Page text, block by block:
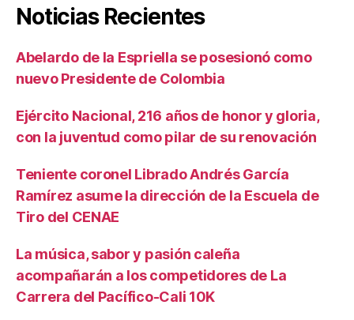
Noticias Recientes
Abelardo de la Espriella se posesionó como
nuevo Presidente de Colombia
Ejército Nacional, 216 años de honor y gloria,
con la juventud como pilar de su renovación
Teniente coronel Librado Andrés García
Ramírez asume la dirección de la Escuela de
Tiro del CENAE
La música, sabor y pasión caleña
acompañarán a los competidores de La
Carrera del Pacífico-Cali 10K